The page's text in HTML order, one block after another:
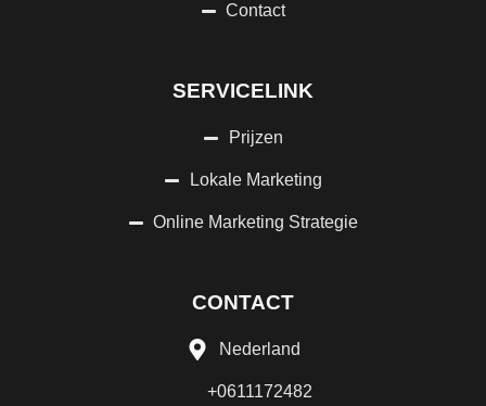
Contact
SERVICELINK
Prijzen
Lokale Marketing
Online Marketing Strategie
CONTACT
Nederland
+0611172482